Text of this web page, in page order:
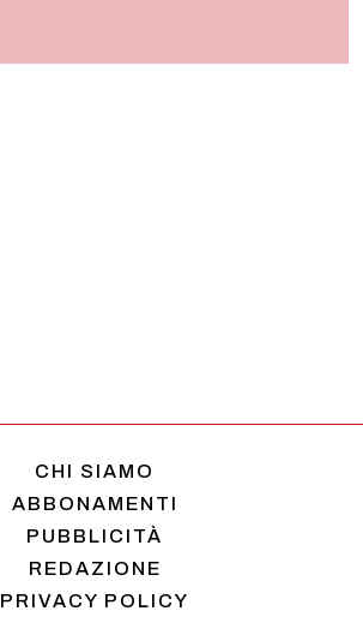
CHI SIAMO
ABBONAMENTI
PUBBLICITÀ
REDAZIONE
PRIVACY POLICY